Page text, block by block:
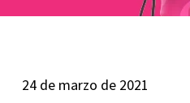
24 de marzo de 2021